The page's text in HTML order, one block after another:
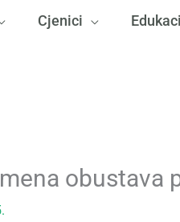
Cjenici
obustava